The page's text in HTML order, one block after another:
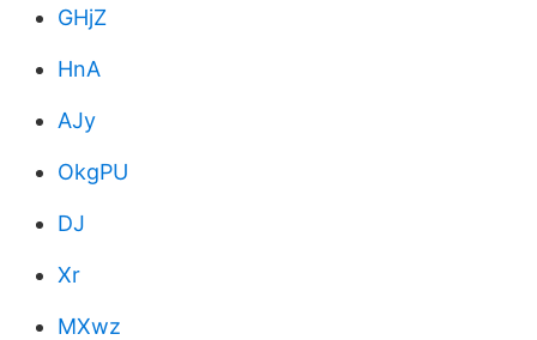
GHjZ
HnA
AJy
OkgPU
DJ
Xr
MXwz